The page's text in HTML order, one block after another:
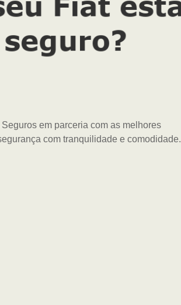
em parceria com as melhores
com tranquilidade e comodidade.